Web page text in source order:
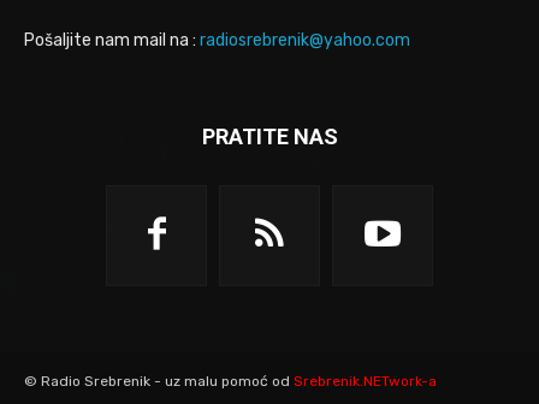
Pošaljite nam mail na : radiosrebrenik@yahoo.com
PRATITE NAS
© Radio Srebrenik - uz malu pomoć od Srebrenik.NETwork-a